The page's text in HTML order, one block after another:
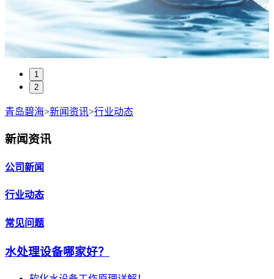
1
2
青岛碧海>新闻资讯>行业动态
新闻资讯
公司新闻
行业动态
常见问题
水处理设备哪家好？